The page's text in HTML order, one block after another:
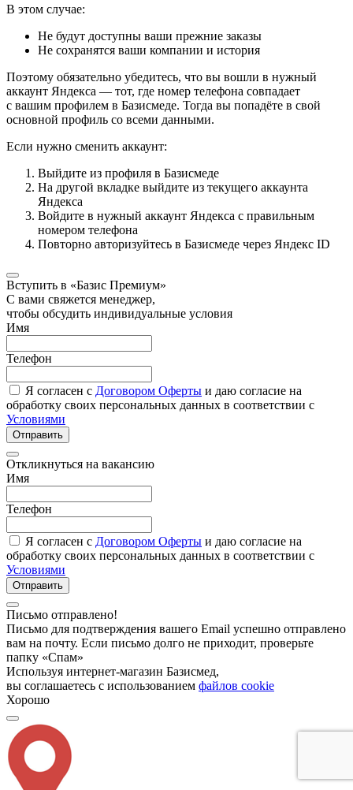
В этом случае:
Не будут доступны ваши прежние заказы
Не сохранятся ваши компании и история
Поэтому обязательно убедитесь, что вы вошли в нужный
аккаунт Яндекса — тот, где номер телефона совпадает
с вашим профилем в Базисмеде. Тогда вы попадёте в свой
основной профиль со всеми данными.
Если нужно сменить аккаунт:
Выйдите из профиля в Базисмеде
На другой вкладке выйдите из текущего аккаунта
Яндекса
Войдите в нужный аккаунт Яндекса с правильным
номером телефона
Повторно авторизуйтесь в Базисмеде через Яндекс ID
Вступить в «Базис Премиум»
С вами свяжется менеджер,
чтобы обсудить индивидуальные условия
Имя
Телефон
Я согласен с Договором Оферты и даю согласие на
обработку своих персональных данных в соответствии с
Условиями
Отправить
Откликнуться на вакансию
Имя
Телефон
Я согласен с Договором Оферты и даю согласие на
обработку своих персональных данных в соответствии с
Условиями
Отправить
Письмо отправлено!
Письмо для подтверждения вашего Email успешно отправлено
вам на почту. Если письмо долго не приходит, проверьте
папку «Спам»
Используя интернет-магазин Базисмед,
вы соглашаетесь с использованием файлов cookie
Хорошо